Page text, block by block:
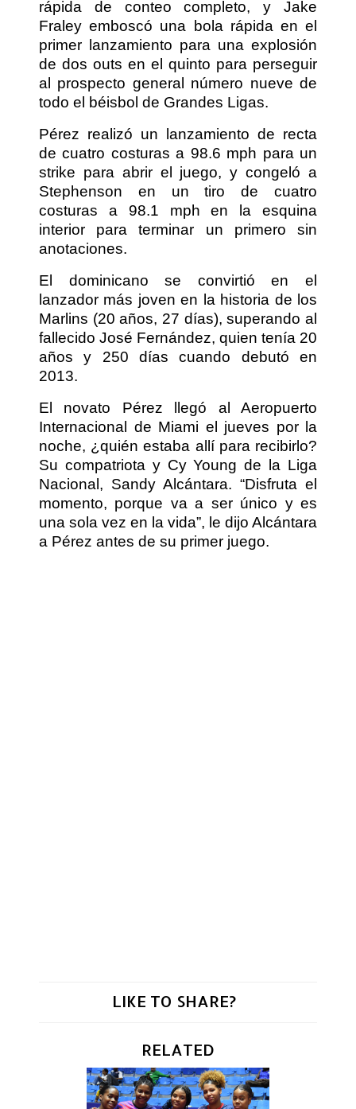
rápida de conteo completo, y Jake
Fraley emboscó una bola rápida en el
primer lanzamiento para una explosión
de dos outs en el quinto para perseguir
al prospecto general número nueve de
todo el béisbol de Grandes Ligas.
Pérez realizó un lanzamiento de recta
de cuatro costuras a 98.6 mph para un
strike para abrir el juego, y congeló a
Stephenson en un tiro de cuatro
costuras a 98.1 mph en la esquina
interior para terminar un primero sin
anotaciones.
El dominicano se convirtió en el
lanzador más joven en la historia de los
Marlins (20 años, 27 días), superando al
fallecido José Fernández, quien tenía 20
años y 250 días cuando debutó en
2013.
El novato Pérez llegó al Aeropuerto
Internacional de Miami el jueves por la
noche, ¿quién estaba allí para recibirlo?
Su compatriota y Cy Young de la Liga
Nacional, Sandy Alcántara. “Disfruta el
momento, porque va a ser único y es
una sola vez en la vida”, le dijo Alcántara
a Pérez antes de su primer juego.
LIKE TO SHARE?
RELATED